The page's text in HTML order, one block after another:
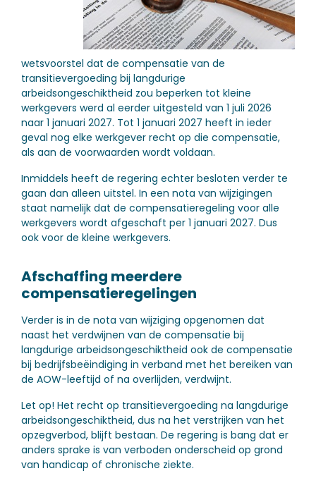
wetsvoorstel dat de compensatie van de
transitievergoeding bij langdurige
arbeidsongeschiktheid zou beperken tot kleine
werkgevers werd al eerder uitgesteld van 1 juli 2026
naar 1 januari 2027. Tot 1 januari 2027 heeft in ieder
geval nog elke werkgever recht op die compensatie,
als aan de voorwaarden wordt voldaan.
Inmiddels heeft de regering echter besloten verder te
gaan dan alleen uitstel. In een nota van wijzigingen
staat namelijk dat de compensatieregeling voor alle
werkgevers wordt afgeschaft per 1 januari 2027. Dus
ook voor de kleine werkgevers.
Afschaffing meerdere
compensatieregelingen
Verder is in de nota van wijziging opgenomen dat
naast het verdwijnen van de compensatie bij
langdurige arbeidsongeschiktheid ook de compensatie
bij bedrijfsbeëindiging in verband met het bereiken van
de AOW-leeftijd of na overlijden, verdwijnt.
Let op! Het recht op transitievergoeding na langdurige
arbeidsongeschiktheid, dus na het verstrijken van het
opzegverbod, blijft bestaan. De regering is bang dat er
anders sprake is van verboden onderscheid op grond
van handicap of chronische ziekte.